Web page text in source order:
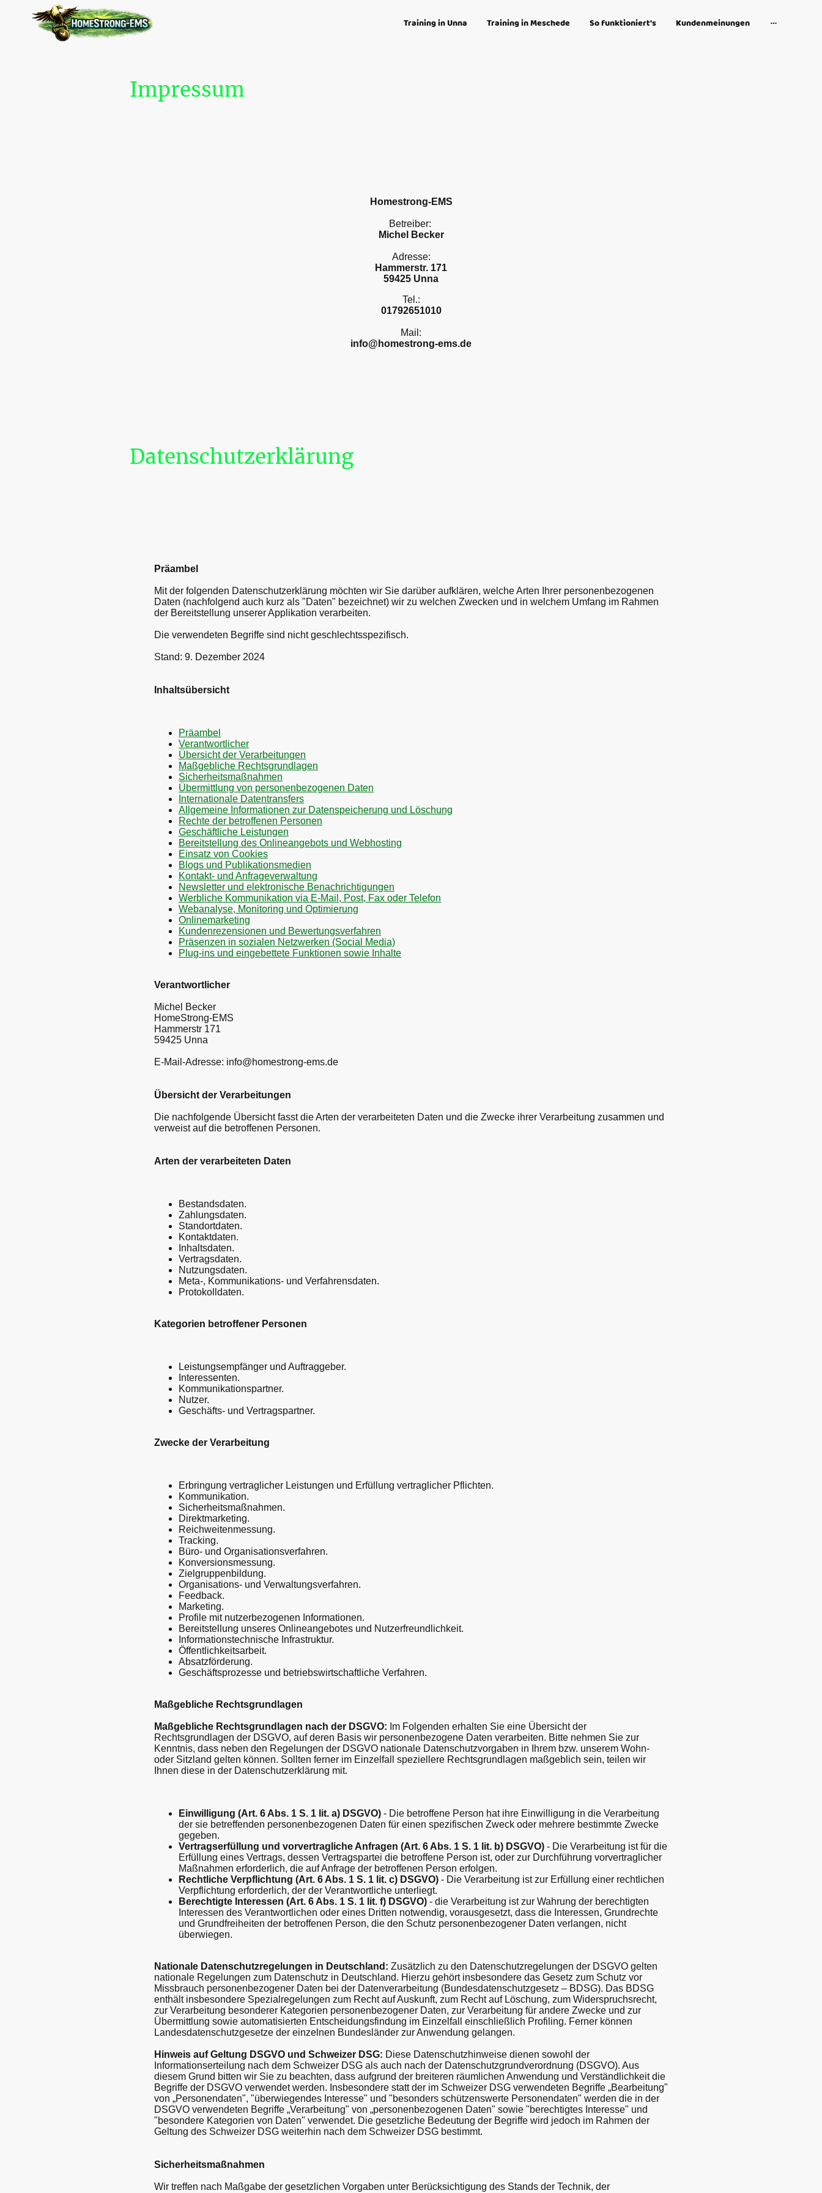
Training in Unna Training in Meschede So funktioniert's Kundenmeinungen
Impressum
Homestrong-EMS
Betreiber:
Michel Becker
Adresse:
Hammerstr. 171
59425 Unna
Tel.:
01792651010
Mail:
info@homestrong-ems.de
Datenschutzerklärung
Präambel
Mit der folgenden Datenschutzerklärung möchten wir Sie darüber aufklären, welche Arten Ihrer personenbezogenen
Daten (nachfolgend auch kurz als "Daten" bezeichnet) wir zu welchen Zwecken und in welchem Umfang im Rahmen
der Bereitstellung unserer Applikation verarbeiten.
Die verwendeten Begriffe sind nicht geschlechtsspezifisch.
Stand: 9. Dezember 2024
Inhaltsübersicht
Präambel
Verantwortlicher
Übersicht der Verarbeitungen
Maßgebliche Rechtsgrundlagen
Sicherheitsmaßnahmen
Übermittlung von personenbezogenen Daten
Internationale Datentransfers
Allgemeine Informationen zur Datenspeicherung und Löschung
Rechte der betroffenen Personen
Geschäftliche Leistungen
Bereitstellung des Onlineangebots und Webhosting
Einsatz von Cookies
Blogs und Publikationsmedien
Kontakt- und Anfrageverwaltung
Newsletter und elektronische Benachrichtigungen
Werbliche Kommunikation via E-Mail, Post, Fax oder Telefon
Webanalyse, Monitoring und Optimierung
Onlinemarketing
Kundenrezensionen und Bewertungsverfahren
Präsenzen in sozialen Netzwerken (Social Media)
Plug-ins und eingebettete Funktionen sowie Inhalte
Verantwortlicher
Michel Becker
HomeStrong-EMS
Hammerstr 171
59425 Unna
E-Mail-Adresse: info@homestrong-ems.de
Übersicht der Verarbeitungen
Die nachfolgende Übersicht fasst die Arten der verarbeiteten Daten und die Zwecke ihrer Verarbeitung zusammen und
verweist auf die betroffenen Personen.
Arten der verarbeiteten Daten
Bestandsdaten.
Zahlungsdaten.
Standortdaten.
Kontaktdaten.
Inhaltsdaten.
Vertragsdaten.
Nutzungsdaten.
Meta-, Kommunikations- und Verfahrensdaten.
Protokolldaten.
Kategorien betroffener Personen
Leistungsempfänger und Auftraggeber.
Interessenten.
Kommunikationspartner.
Nutzer.
Geschäfts- und Vertragspartner.
Zwecke der Verarbeitung
Erbringung vertraglicher Leistungen und Erfüllung vertraglicher Pflichten.
Kommunikation.
Sicherheitsmaßnahmen.
Direktmarketing.
Reichweitenmessung.
Tracking.
Büro- und Organisationsverfahren.
Konversionsmessung.
Zielgruppenbildung.
Organisations- und Verwaltungsverfahren.
Feedback.
Marketing.
Profile mit nutzerbezogenen Informationen.
Bereitstellung unseres Onlineangebotes und Nutzerfreundlichkeit.
Informationstechnische Infrastruktur.
Öffentlichkeitsarbeit.
Absatzförderung.
Geschäftsprozesse und betriebswirtschaftliche Verfahren.
Maßgebliche Rechtsgrundlagen
Maßgebliche Rechtsgrundlagen nach der DSGVO: Im Folgenden erhalten Sie eine Übersicht der
Rechtsgrundlagen der DSGVO, auf deren Basis wir personenbezogene Daten verarbeiten. Bitte nehmen Sie zur
Kenntnis, dass neben den Regelungen der DSGVO nationale Datenschutzvorgaben in Ihrem bzw. unserem Wohn-
oder Sitzland gelten können. Sollten ferner im Einzelfall speziellere Rechtsgrundlagen maßgeblich sein, teilen wir
Ihnen diese in der Datenschutzerklärung mit.
Einwilligung (Art. 6 Abs. 1 S. 1 lit. a) DSGVO) - Die betroffene Person hat ihre Einwilligung in die Verarbeitung
der sie betreffenden personenbezogenen Daten für einen spezifischen Zweck oder mehrere bestimmte Zwecke
gegeben.
Vertragserfüllung und vorvertragliche Anfragen (Art. 6 Abs. 1 S. 1 lit. b) DSGVO) - Die Verarbeitung ist für die
Erfüllung eines Vertrags, dessen Vertragspartei die betroffene Person ist, oder zur Durchführung vorvertraglicher
Maßnahmen erforderlich, die auf Anfrage der betroffenen Person erfolgen.
Rechtliche Verpflichtung (Art. 6 Abs. 1 S. 1 lit. c) DSGVO) - Die Verarbeitung ist zur Erfüllung einer rechtlichen
Verpflichtung erforderlich, der der Verantwortliche unterliegt.
Berechtigte Interessen (Art. 6 Abs. 1 S. 1 lit. f) DSGVO) - die Verarbeitung ist zur Wahrung der berechtigten
Interessen des Verantwortlichen oder eines Dritten notwendig, vorausgesetzt, dass die Interessen, Grundrechte
und Grundfreiheiten der betroffenen Person, die den Schutz personenbezogener Daten verlangen, nicht
überwiegen.
Nationale Datenschutzregelungen in Deutschland: Zusätzlich zu den Datenschutzregelungen der DSGVO gelten
nationale Regelungen zum Datenschutz in Deutschland. Hierzu gehört insbesondere das Gesetz zum Schutz vor
Missbrauch personenbezogener Daten bei der Datenverarbeitung (Bundesdatenschutzgesetz – BDSG). Das BDSG
enthält insbesondere Spezialregelungen zum Recht auf Auskunft, zum Recht auf Löschung, zum Widerspruchsrecht,
zur Verarbeitung besonderer Kategorien personenbezogener Daten, zur Verarbeitung für andere Zwecke und zur
Übermittlung sowie automatisierten Entscheidungsfindung im Einzelfall einschließlich Profiling. Ferner können
Landesdatenschutzgesetze der einzelnen Bundesländer zur Anwendung gelangen.
Hinweis auf Geltung DSGVO und Schweizer DSG: Diese Datenschutzhinweise dienen sowohl der
Informationserteilung nach dem Schweizer DSG als auch nach der Datenschutzgrundverordnung (DSGVO). Aus
diesem Grund bitten wir Sie zu beachten, dass aufgrund der breiteren räumlichen Anwendung und Verständlichkeit die
Begriffe der DSGVO verwendet werden. Insbesondere statt der im Schweizer DSG verwendeten Begriffe „Bearbeitung"
von „Personendaten", "überwiegendes Interesse" und "besonders schützenswerte Personendaten" werden die in der
DSGVO verwendeten Begriffe „Verarbeitung" von „personenbezogenen Daten" sowie "berechtigtes Interesse" und
"besondere Kategorien von Daten" verwendet. Die gesetzliche Bedeutung der Begriffe wird jedoch im Rahmen der
Geltung des Schweizer DSG weiterhin nach dem Schweizer DSG bestimmt.
Sicherheitsmaßnahmen
Wir treffen nach Maßgabe der gesetzlichen Vorgaben unter Berücksichtigung des Stands der Technik, der